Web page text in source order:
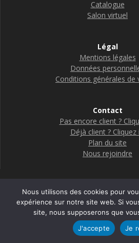
Catalogue
Salon virtuel
Légal
Mentions légales
Données
Conditions générales de
Contact
Pas encore client ?
Déjà client ? Cliquez
Plan du site
Nous rejoindre
Boutique Adelya
© 2026 Adelya
Nous utilisons des cookies pour
expérience sur notre site web. Si
site, nous supposerons que
J'accepte
Je